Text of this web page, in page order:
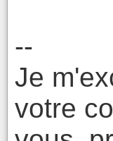
--
Je
votre